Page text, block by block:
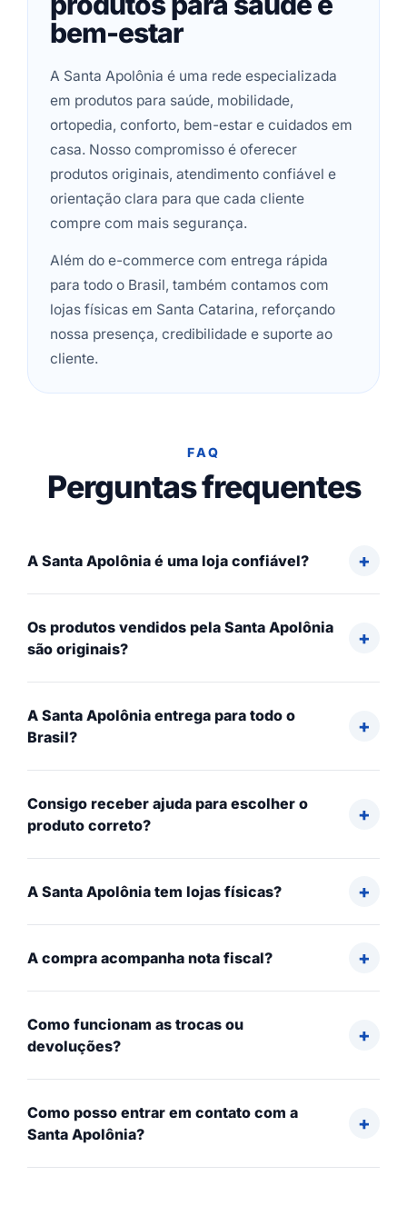
bem-estar
A Santa Apolônia é uma rede especializada
em produtos para saúde, mobilidade,
ortopedia, conforto, bem-estar e cuidados em
casa. Nosso compromisso é oferecer
produtos originais, atendimento confiável e
orientação clara para que cada cliente
compre com mais segurança.
Além do e-commerce com entrega rápida
para todo o Brasil, também contamos com
lojas físicas em Santa Catarina, reforçando
nossa presença, credibilidade e suporte ao
cliente.
FAQ
Perguntas frequentes
A Santa Apolônia é uma loja confiável?
Os produtos vendidos pela Santa Apolônia
são originais?
A Santa Apolônia entrega para todo o
Brasil?
Consigo receber ajuda para escolher o
produto correto?
A Santa Apolônia tem lojas físicas?
A compra acompanha nota fiscal?
Como funcionam as trocas ou
devoluções?
Como posso entrar em contato com a
Santa Apolônia?